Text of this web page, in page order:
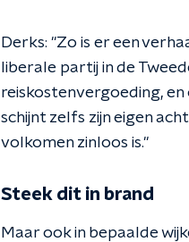
Derks: "Zo is er een
liberale partij in de
reiskostenvergoeding,
schijnt zelfs zijn eigen
volkomen zinloos is."
Steek dit in brand
Maar ook in bepaalde